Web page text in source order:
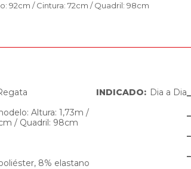
92cm / Cintura: 72cm / Quadril: 98cm
Altura: 1,73m /
/ Quadril: 98cm
8% elastano
INDICADO: Dia a Dia